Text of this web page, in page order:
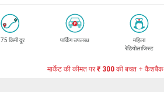
किमी दूर पार्किंग उपलब्ध
महिला
रेडियोलाजिस्ट
मार्केट की कीमत पर₹ 300 की बचत + कैशबैक